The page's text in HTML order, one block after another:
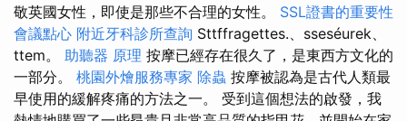
敬英國女性，即使是那些不合理的女性。 SSL證書的重要性
會議點心 附近牙科診所查詢 Sttffragettes.、sseséurek、
ttem。 助聽器 原理 按摩已經存在很久了，是東西方文化的
一部分。 桃園外燴服務專家 除蟲 按摩被認為是古代人類最
早使用的緩解疼痛的方法之一。 受到這個想法的啟發，我